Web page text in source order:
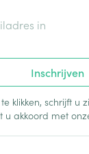
Inschrijven
klikken, schrijft u
u akkoord met